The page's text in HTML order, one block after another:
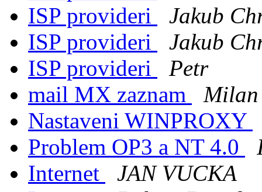
ISP provideri
Jakub
ISP provideri
Jakub
ISP provideri
Petr
mail MX zaznam
Milan
Nastaveni WINPROXY
Problem OP3 a NT 4.0
Internet
JAN VUCKA